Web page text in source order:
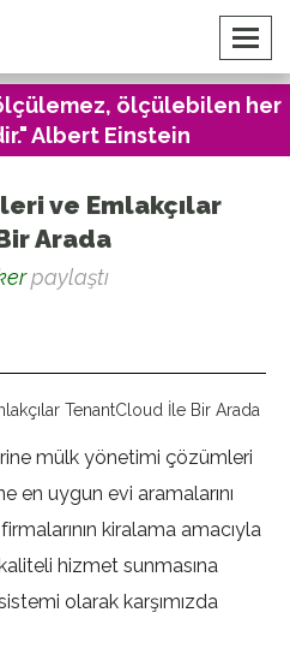
ölçülebilen her
Albert Einstein
ve Emlakçılar
Arada
paylaştı
mülk yönetimi çözümleri
en uygun evi aramalarını
kiralama amacıyla
hizmet sunmasına
olarak karşımızda